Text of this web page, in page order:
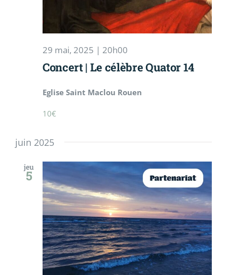
29 mai, 2025 | 20h00
Concert | Le célèbre Quator 14
Eglise Saint Maclou Rouen
10€
juin 2025
jeu
5